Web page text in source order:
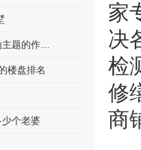
家
决
检
修
商
楼盘排名
个老婆